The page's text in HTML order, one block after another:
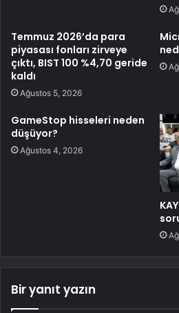
Temmuz 2026’da para
piyasası fonları zirveye
çıktı, BIST 100 %4,70 geride
kaldı
Ağustos 5, 2026
GameStop hisseleri neden
düşüyor?
Ağustos 4, 2026
Bir yanıt yazın